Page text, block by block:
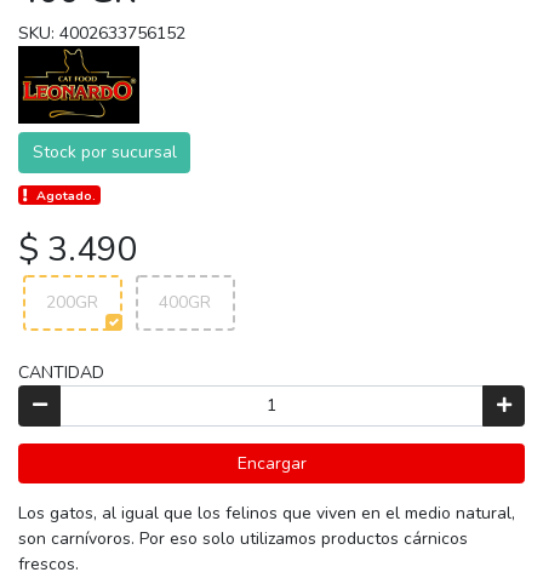
SKU: 4002633756152
Stock por sucursal
Agotado.
$ 3.490
200GR 400GR
CANTIDAD
Encargar
Los gatos, al igual que los felinos que viven en el medio natural,
son carnívoros. Por eso solo utilizamos productos cárnicos
frescos.